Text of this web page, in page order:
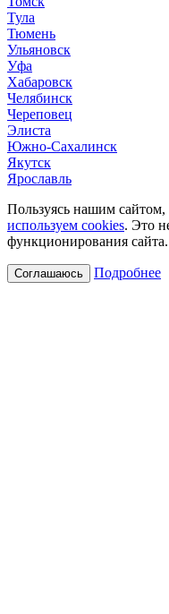
Тула
Тюмень
Ульяновск
Уфа
Хабаровск
Челябинск
Череповец
Элиста
Южно-Сахалинск
Якутск
Ярославль
Пользуясь нашим сайтом,
используем cookies. Это
функционирования сайта.
Соглашаюсь Подробнее